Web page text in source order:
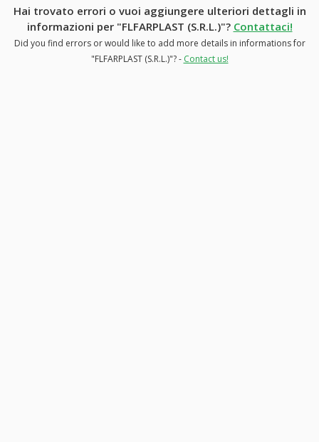
Hai trovato errori o vuoi aggiungere ulteriori dettagli in
informazioni per "FLFARPLAST (S.R.L.)"? Contattaci!
Did you find errors or would like to add more details in informations for
"FLFARPLAST (S.R.L.)"? - Contact us!